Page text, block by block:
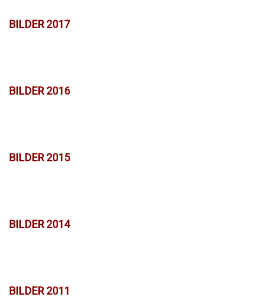
BILDER 2017
BILDER 2016
BILDER 2015
BILDER 2014
BILDER 2011